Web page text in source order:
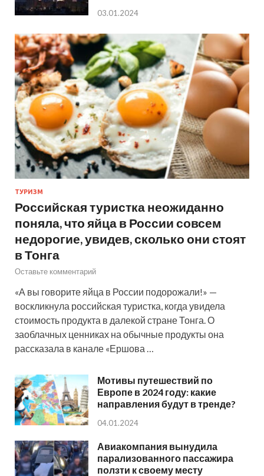
03.01.2024
ТУРИЗМ
Российская туристка неожиданно
поняла, что яйца в России совсем
недорогие, увидев, сколько они стоят
в Тонга
Оставьте комментарий
«А вы говорите яйца в России подорожали!» —
воскликнула российская туристка, когда увидела
стоимость продукта в далекой стране Тонга. О
заоблачных ценниках на обычные продукты она
рассказала в канале «Ершова …
Мотивы путешествий по
Европе в 2024 году: какие
направления будут в тренде?
04.01.2024
Авиакомпания вынудила
парализованного пассажира
ползти к своему месту